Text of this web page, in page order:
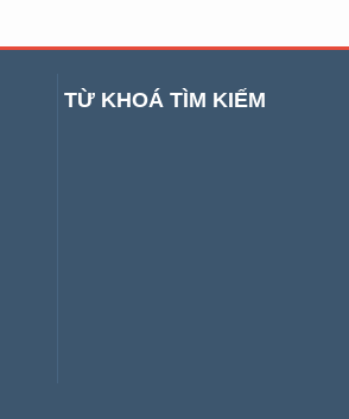
TỪ KHOÁ TÌM KIẾM